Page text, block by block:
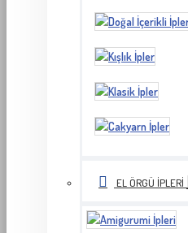
EL ÖRGÜ İPLERI